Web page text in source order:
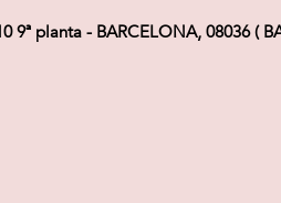
9ª planta - BARCELONA, 08036 (